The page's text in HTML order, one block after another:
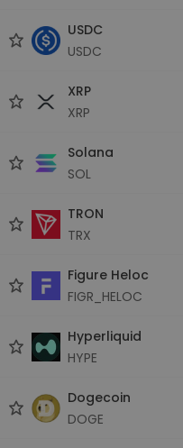
USDC
USDC
XRP
XRP
Solana
SOL
TRON
TRX
Figure Heloc
FIGR_HELOC
Hyperliquid
HYPE
Dogecoin
DOGE